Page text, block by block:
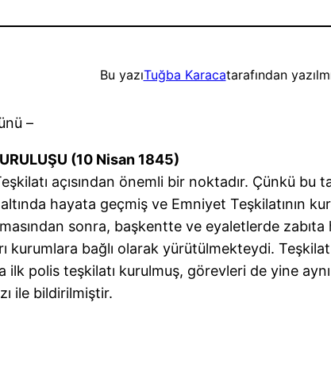
Bu yazıTuğba Karacatarafından
–
(10 Nisan 1845)
açısından önemli bir noktadır. Çünkü
altında hayata geçmiş ve Emniyet Teşkilatının
sonra, başkentte ve eyaletlerde
kurumlara bağlı olarak yürütülmekteydi.
ilk polis teşkilatı kurulmuş, görevleri de yine
ile bildirilmiştir.